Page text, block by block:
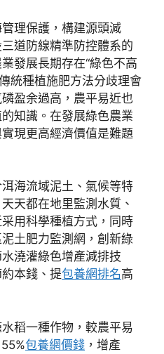
理保護，構建源頭減
道防線精準防控體系的
發展長期存在“綠色不高
統種植施肥方法分歧理會
盈余過高，農平易近也
知識。在發展綠色農業
現更高經濟價值是難題
海流域泥土、氣候等特
天都在地里監測水質、
用科學種植方式，同時
土肥力監測網，創新綠
澆灌綠色增產減排技
本錢、提包養網排名高
稻一種作物，較農平易
包養網價錢 ，增產